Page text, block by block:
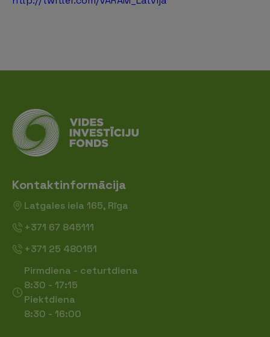
Kontaktinformācija
Latgales iela 165, Rīga
+371 67 845111
+371 25 480151
Pirmdiena - ceturtdiena
8:30 - 17:15
Piektdiena
8:30 - 16:00